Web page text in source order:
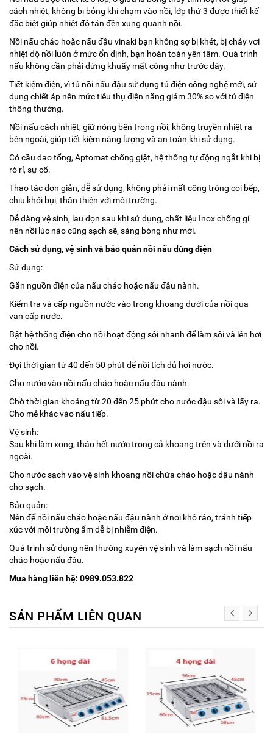
cách nhiệt, không bị bỏng khi chạm vào nồi, lớp thứ 3 được thiết kế
đặc biệt giúp nhiệt độ tán đền xung quanh nồi.
Nồi nấu cháo hoặc nấu đậu vinaki bạn không sợ bị khét, bị cháy vơi
nhiệt độ nồi luôn ở mức ổn định, bạn hoàn toàn yên tâm. Quá trình
nấu không cần phải đứng khuấy mất công như trước đây.
Tiết kiệm điện, vì tủ nồi nấu đậu sử dụng tủ điện công nghệ mới, sử
dụng chiết áp nên mức tiêu thụ điện năng giảm 30% so với tủ điện
thông thường.
Nồi nấu cách nhiệt, giữ nóng bên trong nồi, không truyền nhiệt ra
bên ngoài, giúp tiết kiệm năng lượng và an toàn khi sử dụng.
Có cầu dao tổng, Aptomat chống giật, hệ thống tự động ngắt khi bị
rò rỉ, sự cố.
Thao tác đơn giản, dễ sử dụng, không phải mất công trông coi bếp,
chịu khói bụi, thân thiện với môi trường.
Dễ dàng vệ sinh, lau dọn sau khi sử dụng, chất liệu Inox chống gỉ
nên nồi lúc nào cũng sạch sẽ, sáng bóng như mới.
Cách sử dụng, vệ sinh và bảo quản nồi nấu dùng điện
Sử dụng:
Gắn nguồn điện của nấu cháo hoặc nấu đậu nành.
Kiểm tra và cấp nguồn nước vào trong khoang dưới của nồi qua
van cấp nước.
Bật hệ thống điện cho nồi hoạt động sôi nhanh để làm sôi và lên hơi
cho nồi.
Đợi thời gian từ 40 đến 50 phút để nồi tích đủ hơi nước.
Cho nước vào nồi nấu cháo hoặc nấu đậu nành.
Chờ thời gian khoảng từ 20 đến 25 phút cho nước đậu sôi và lấy ra.
Cho mẻ khác vào nấu tiếp.
Vệ sinh:
Sau khi làm xong, tháo hết nước trong cả khoang trên và dưới nồi ra
ngoài.
Cho nước sạch vào vệ sinh khoang nồi chứa cháo hoặc đậu nành
cho sạch.
Bảo quản:
Nên để nồi nấu cháo hoặc nấu đậu nành ở nơi khô ráo, tránh tiếp
xúc với môi trường ẩm dễ bị nhiễm điện.
Quá trình sử dụng nên thường xuyên vệ sinh và làm sạch nồi nấu
cháo hoặc nấu đậu.
Mua hàng liên hệ: 0989.053.822
SẢN PHẨM LIÊN QUAN